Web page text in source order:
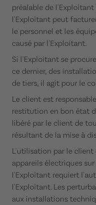
préalable de l'Exploitant
l'Exploitant peut
le personnel et les
causé par l'Exploitant.
Si l'Exploitant se
ce dernier, des
de tiers, il agit pour le
Le client est
restitution en bon état
libéré par le client de
résultant de la mise à
L'utilisation par le client
appareils électriques
l'Exploitant requiert
l'Exploitant. Les
aux installations